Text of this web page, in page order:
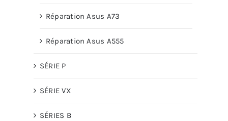
Réparation Asus A73
Réparation Asus A555
SÉRIE P
SÉRIE VX
SÉRIES B